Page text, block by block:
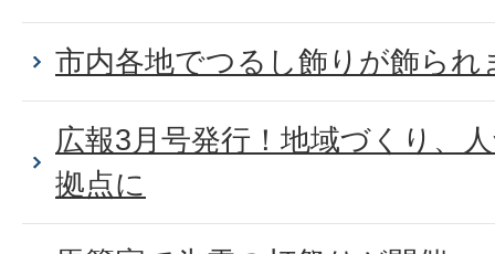
市内各地でつるし飾りが飾られ
広報3月号発行！地域づくり、
拠点に